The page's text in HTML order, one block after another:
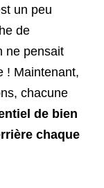
un peu
de
ne pensait
! Maintenant,
chacune
de bien
chaque